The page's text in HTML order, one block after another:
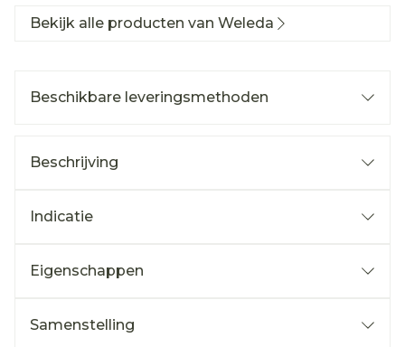
Bekijk alle producten van Weleda
Beschikbare leveringsmethoden
Beschrijving
Indicatie
Eigenschappen
Samenstelling